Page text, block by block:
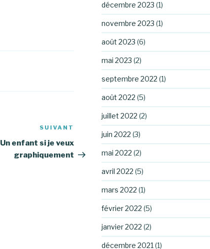
Article
suivant
SUIVANT
Un enfant si je veux
graphiquement
décembre 2023 (1)
novembre 2023 (1)
août 2023 (6)
mai 2023 (2)
septembre 2022 (1)
août 2022 (5)
juillet 2022 (2)
juin 2022 (3)
mai 2022 (2)
avril 2022 (5)
mars 2022 (1)
février 2022 (5)
janvier 2022 (2)
décembre 2021 (1)